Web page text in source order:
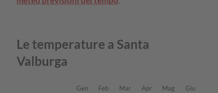
Le temperature a Santa
Valburga
Gen Feb Mar Apr Mag
Giu